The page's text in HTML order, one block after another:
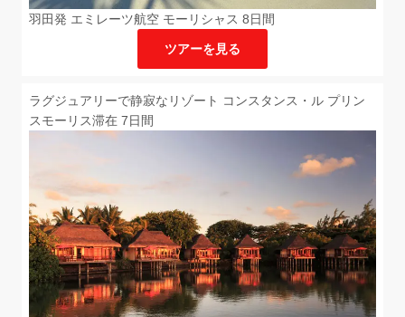
羽田発 エミレーツ航空 モーリシャス 8日間
ツアーを見る
ラグジュアリーで静寂なリゾート コンスタンス・ル プリン
スモーリス滞在 7日間